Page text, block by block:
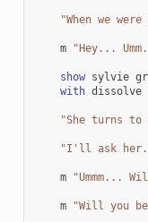
"When we
m "Hey...
show sylvie
with dissolve
"She turns to
"I'll ask
m "Ummm...
m "Will you